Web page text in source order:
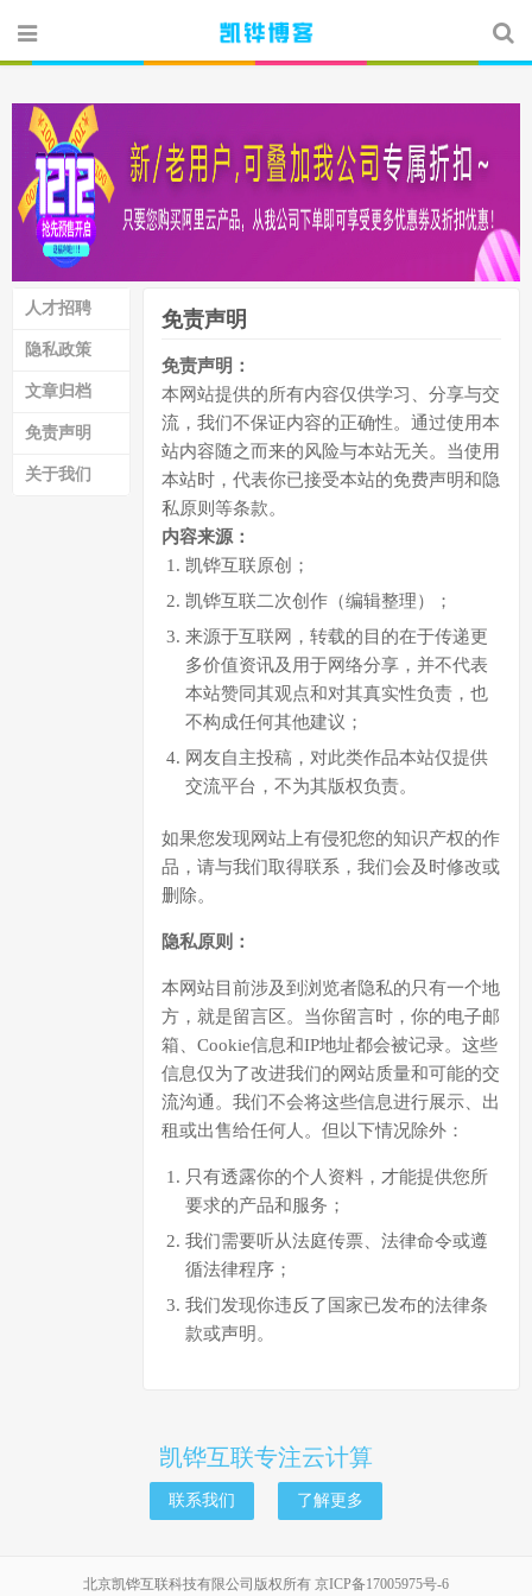
人才招聘
隐私政策
文章归档
免责声明
关于我们
免责声明
免责声明：
本网站提供的所有内容仅供学习、分享与交
流，我们不保证内容的正确性。通过使用本
站内容随之而来的风险与本站无关。当使用
本站时，代表你已接受本站的免费声明和隐
私原则等条款。
内容来源：
凯铧互联原创；
凯铧互联二次创作（编辑整理）；
来源于互联网，转载的目的在于传递更
多价值资讯及用于网络分享，并不代表
本站赞同其观点和对其真实性负责，也
不构成任何其他建议；
网友自主投稿，对此类作品本站仅提供
交流平台，不为其版权负责。
如果您发现网站上有侵犯您的知识产权的作
品，请与我们取得联系，我们会及时修改或
删除。
隐私原则：
本网站目前涉及到浏览者隐私的只有一个地
方，就是留言区。当你留言时，你的电子邮
箱、Cookie信息和IP地址都会被记录。这些
信息仅为了改进我们的网站质量和可能的交
流沟通。我们不会将这些信息进行展示、出
租或出售给任何人。但以下情况除外：
只有透露你的个人资料，才能提供您所
要求的产品和服务；
我们需要听从法庭传票、法律命令或遵
循法律程序；
我们发现你违反了国家已发布的法律条
款或声明。
凯铧互联专注云计算
联系我们 了解更多
北京凯铧互联科技有限公司版权所有 京ICP备17005975号-6